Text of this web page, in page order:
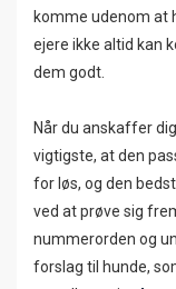
komme udenom at
ejere ikke altid kan
dem godt.
Når du anskaffer
vigtigste, at den
for løs, og den
ved at prøve sig
nummerorden og
forslag til hunde,